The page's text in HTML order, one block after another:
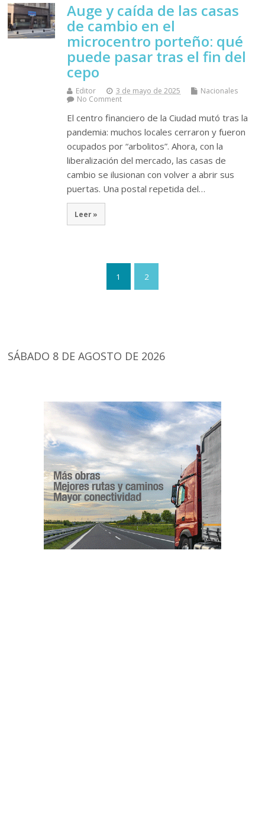
Auge y caída de las casas
de cambio en el
microcentro porteño: qué
puede pasar tras el fin del
cepo
Editor 3 de mayo de 2025
Nacionales
No Comment
El centro financiero de la Ciudad mutó tras la
pandemia: muchos locales cerraron y fueron
ocupados por “arbolitos”. Ahora, con la
liberalización del mercado, las casas de
cambio se ilusionan con volver a abrir sus
puertas. Una postal repetida del…
Leer »
1 2
SÁBADO 8 DE AGOSTO DE 2026